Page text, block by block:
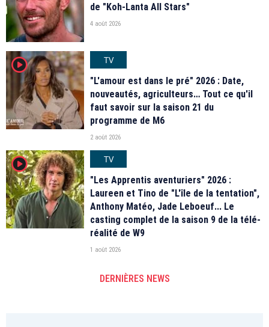
de "Koh-Lanta All Stars"
4 août 2026
player2
TV
"L'amour est dans le pré" 2026 : Date,
nouveautés, agriculteurs… Tout ce qu'il
faut savoir sur la saison 21 du
programme de M6
2 août 2026
player2
TV
"Les Apprentis aventuriers" 2026 :
Laureen et Tino de "L'île de la tentation",
Anthony Matéo, Jade Leboeuf... Le
casting complet de la saison 9 de la télé-
réalité de W9
1 août 2026
DERNIÈRES NEWS